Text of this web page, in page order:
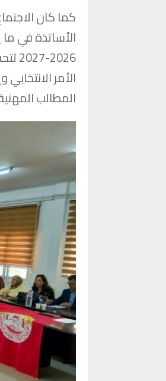
كما كان
الأساتذة في
الأمر
المطالب